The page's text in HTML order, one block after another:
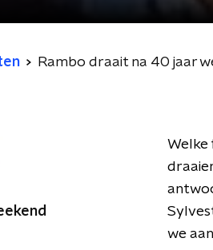
Rambo draait na 40 jaar
Welke
we